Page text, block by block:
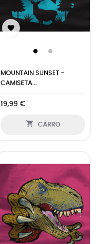

MOUNTAIN SUNSET -
CAMISETA...
19,99 €
 CARRO